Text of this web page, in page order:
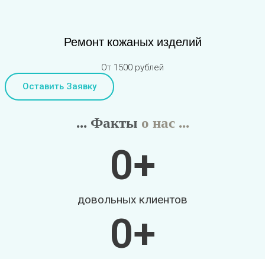
Ремонт кожаных изделий
От 1500 рублей
Оставить Заявку
... Факты о нас ...
довольных клиентов
0+
0+